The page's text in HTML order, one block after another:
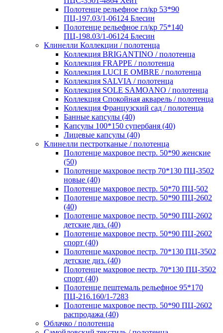
Полотенце рельефное гл/кр 53*90
ПЦ-197.03/1-06124 Блесин
Полотенце рельефное гл/кр 75*140
ПЦ-198.03/1-06124 Блесин
Клинелли Коллекции / полотенца
Коллекция BRIGANTINO / полотенца
Коллекция FRAPPE / полотенца
Коллекция LUCI E OMBRE / полотенца
Коллекция SALVIA / полотенца
Коллекция SOLE SAMOANO / полотенца
Коллекция Спокойная акварель / полотенца
Коллекция Французский сад / полотенца
Банные капсулы (40)
Капсулы 100*150 супербаня (40)
Лицевые капсулы (40)
Клинелли пестротканые / полотенца
Полотенце махровое пестр. 50*90 женские
(50)
Полотенце махровое пестр 70*130 ПЦ-3502
новые (40)
Полотенце махровое пестр. 50*70 ПЦ-502
Полотенце махровое пестр. 50*90 ПЦ-2602
(40)
Полотенце махровое пестр. 50*90 ПЦ-2602
детские диз. (40)
Полотенце махровое пестр. 50*90 ПЦ-2602
спорт (40)
Полотенце махровое пестр. 70*130 ПЦ-3502
детские диз. (40)
Полотенце махровое пестр. 70*130 ПЦ-3502
спорт (40)
Полотенце пештемаль рельефное 95*170
ПЦ-216.160/1-7283
Полотенце махровое пестр. 50*90 ПЦ-2602
распродажа (40)
Облачко / полотенца